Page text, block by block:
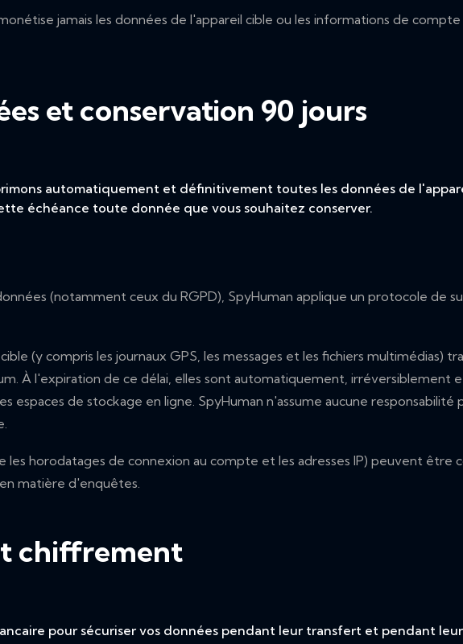
jamais les données de l'appareil cible ou les informations de
et conservation 90 jours
automatiquement et définitivement toutes les données de
échéance toute donnée que vous souhaitez conserver.
(notamment ceux du RGPD), SpyHuman applique un protocole de
(y compris les journaux GPS, les messages et les fichiers multimédias)
À l'expiration de ce délai, elles sont automatiquement, irréversiblement
espaces de stockage en ligne. SpyHuman n'assume aucune responsabilité
les horodatages de connexion au compte et les adresses IP) peuvent être
matière d'enquêtes.
chiffrement
pour sécuriser vos données pendant leur transfert et pendant